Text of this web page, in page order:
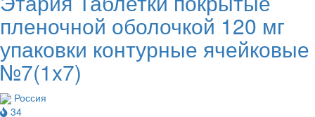
пленочной оболочкой 120 мг
упаковки контурные ячейковые
№7(1x7)
Россия
34